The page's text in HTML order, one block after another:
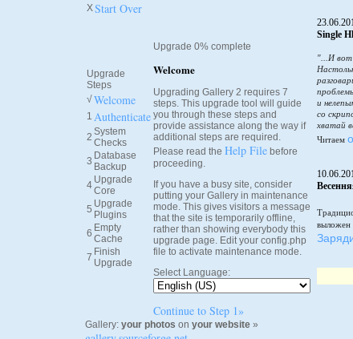
XStart Over
Upgrade
Steps
√ Welcome
1 Authenticate
2 System
Checks
3 Database
Backup
4 Upgrade
Core
5 Upgrade
Plugins
6 Empty
Cache
7 Finish
Upgrade
Upgrade 0% complete
Welcome
Upgrading Gallery 2 requires 7
steps. This upgrade tool will guide
you through these steps and
provide assistance along the way if
additional steps are required.
Please read the Help File before
proceeding.
If you have a busy site, consider
putting your Gallery in maintenance
mode. This gives visitors a message
that the site is temporarily offline,
rather than showing everybody this
upgrade page. Edit your config.php
file to activate maintenance mode.
Select Language:
Continue to Step 1»
Gallery: your photos on your website »
Single
"...И вот
и
со
хватай
Читаем
выложен